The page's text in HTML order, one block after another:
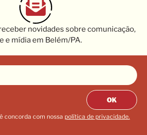
novidades sobre comunicação,
e mídia em Belém/PA.
OK
concorda com nossa política de privacidade.